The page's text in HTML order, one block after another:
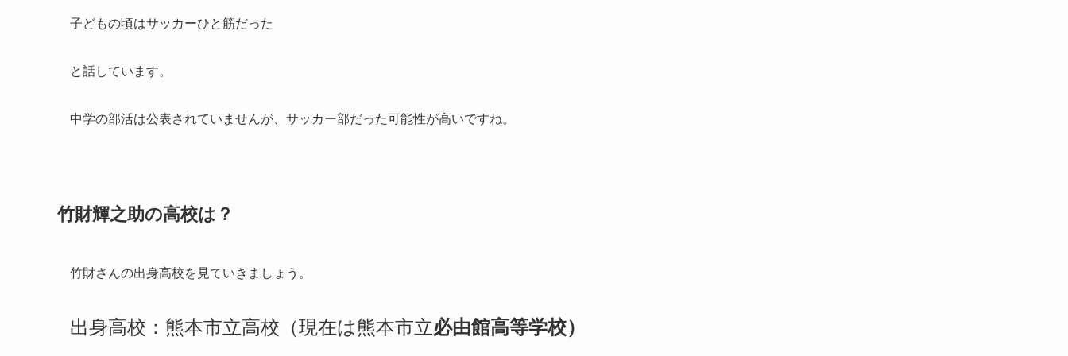
子どもの頃はサッカーひと筋だった
と話しています。
中学の部活は公表されていませんが、サッカー部だった可能性が高いですね。
竹財輝之助の高校は？
竹財さんの出身高校を見ていきましょう。
出身高校：熊本市立高校（現在は熊本市立必由館高等学校）